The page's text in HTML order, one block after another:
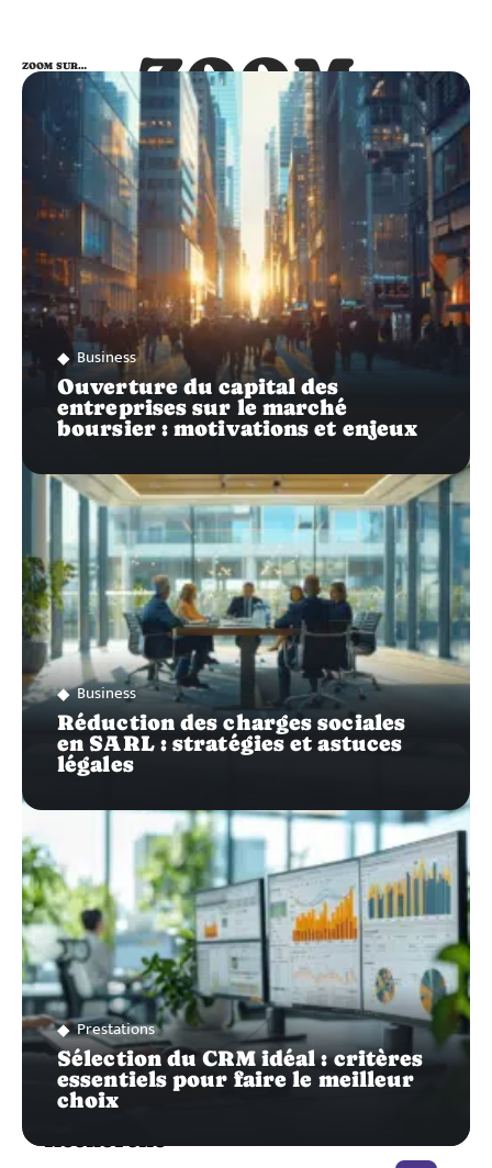
ZOOM
SUR…
ZOOM SUR…
Business
Ouverture du capital des
entreprises sur le marché
boursier : motivations et enjeux
Business
Réduction des charges sociales
en SARL : stratégies et astuces
légales
Prestations
Sélection du CRM idéal : critères
essentiels pour faire le meilleur
choix
Recherche